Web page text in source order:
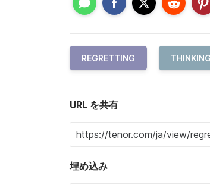
REGRETTING THINKING
URL を共有
埋め込み